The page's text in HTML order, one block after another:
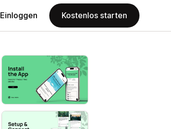
Einloggen Kostenlos starten